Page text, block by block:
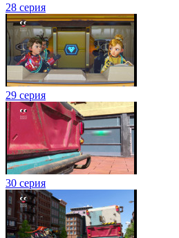
28 серия
29 серия
30 серия